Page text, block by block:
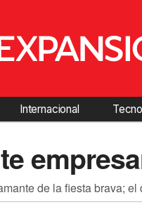
Internacional
de la fiesta brava;